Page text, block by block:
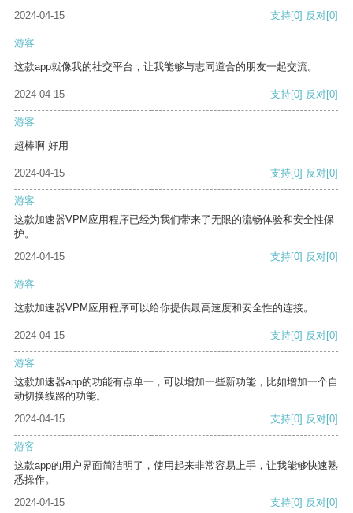
2024-04-15
支持[0] 反对[0]
游客
这款app就像我的社交平台，让我能够与志同道合的朋友一起交流。
2024-04-15 支持[0] 反对[0]
游客
超棒啊 好用
2024-04-15 支持[0] 反对[0]
游客
这款加速器VPM应用程序已经为我们带来了无限的流畅体验和安全性保
护。
2024-04-15
支持[0] 反对[0]
游客
这款加速器VPM应用程序可以给你提供最高速度和安全性的连接。
2024-04-15 支持[0] 反对[0]
游客
这款加速器app的功能有点单一，可以增加一些新功能，比如增加一个自
动切换线路的功能。
2024-04-15
支持[0] 反对[0]
游客
这款app的用户界面简洁明了，使用起来非常容易上手，让我能够快速熟
悉操作。
2024-04-15
支持[0] 反对[0]